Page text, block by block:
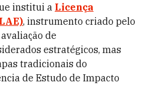
institui a Licença
, instrumento criado pelo
de
estratégicos, mas
tradicionais do
de Estudo de Impacto